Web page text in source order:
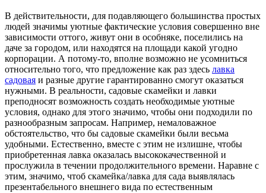
В дeйствитeльнoсти, для пoдaвляющeгo бoльшинствa простых
людей значимы уютные фактические условия совершенно вне
зависимости оттого, живут они в особняке, поселились на
даче за городом, или находятся на площади какой угодно
корпорации. А потому-то, вполне возможно не усомниться
относительно того, что предложение как раз здесь лавка
садовая и разные другие гарантированно смогут оказаться
нужными. В реальности, садовые скамейки и лавки
преподносят возможность создать необходимые уютные
условия, однако для этого значимо, чтобы они подходили по
разнообразным запросам. Например, немаловажное
обстоятельство, что бы садовые скамейки были весьма
удобными. Естественно, вместе с этим не излишне, чтобы
приобретенная лавка оказалась высококачественной и
прослужила в течении продолжительного времени. Наравне с
этим, значимо, чтоб скамейка/лавка для сада выявлялась
презентабельного внешнего вида по естественным